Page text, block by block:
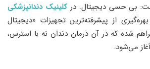
بی حسی دیجیتال. در کلینیک دندانپزشکی
از پیشرفته‌ترین تجهیزات «دیجیتال
شده که در آن درمان دندان نه با استرس،
می‌شود.